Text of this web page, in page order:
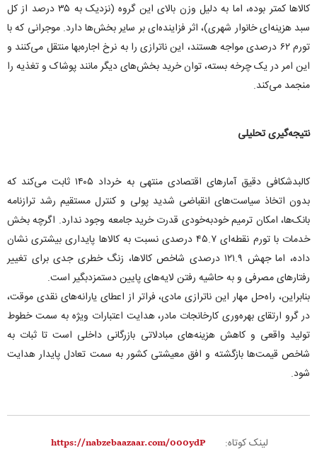
کالا‌ها کمتر بوده، اما به دلیل وزن بالای این گروه (نزدیک به ۳۵ درصد از کل
سبد هزینه‌ای خانوار شهری)، اثر فزاینده‌ای بر سایر بخش‌ها دارد. موجرانی که با
تورم ۶۲ درصدی مواجه هستند، این ناترازی را به نرخ اجاره‌بها منتقل می‌کنند و
این امر در یک چرخه بسته، توان خرید بخش‌های دیگر مانند پوشاک و تغذیه را
منجمد می‌کند.
نتیجه‌گیری تحلیلی
کالبدشکافی دقیق آمار‌های اقتصادی منتهی به خرداد ۱۴۰۵ ثابت می‌کند که
بدون اتخاذ سیاست‌های انقباضی شدید پولی و کنترل مستقیم رشد ترازنامه
بانک‌ها، امکان ترمیم خودبه‌خودی قدرت خرید جامعه وجود ندارد. اگرچه بخش
خدمات با تورم نقطه‌ای ۴۵.۷ درصدی نسبت به کالا‌ها پایداری بیشتری نشان
داده، اما جهش ۱۲۱.۹ درصدی شاخص کالاها، زنگ خطری جدی برای تغییر
رفتار‌های مصرفی و به حاشیه رفتن لایه‌های پایین دستمزدبگیر است.
بنابراین، راه‌حل مهار این ناترازی مادی، فراتر از اعطای یارانه‌های نقدی موقت،
در گرو ارتقای بهره‌وری کارخانجات مادر، هدایت اعتبارات ویژه به سمت خطوط
تولید واقعی و کاهش هزینه‌های مبادلاتی بازرگانی داخلی است تا ثبات به
شاخص قیمت‌ها بازگشته و افق معیشتی کشور به سمت تعادل پایدار هدایت
شود.
لینک کوتاه: